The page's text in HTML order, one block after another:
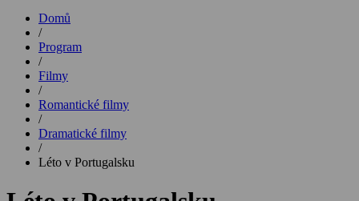
Domů
/
Program
/
Filmy
/
Romantické filmy
/
Dramatické filmy
/
Léto v Portugalsku